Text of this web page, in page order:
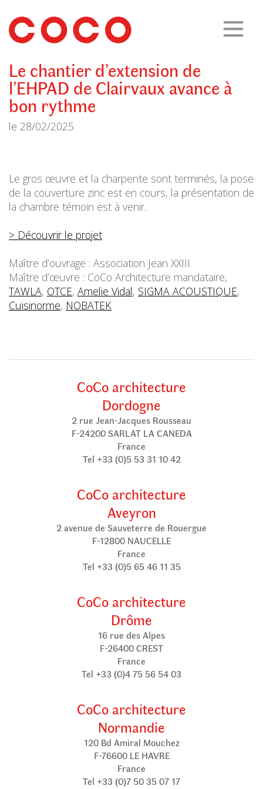
CoCo
Architecture
architecture,
urbanisme,
Le chantier d’extension de
l’EHPAD de Clairvaux avance à
bon rythme
le 28/02/2025
Le gros œuvre et la charpente sont terminés, la pose
de la couverture zinc est en cours, la présentation de
la chambre témoin est à venir.
> Découvrir le projet
Maître d’ouvrage : Association Jean XXIII
Maître d’œuvre : CoCo Architecture mandataire,
TAWLA, OTCE, Amelie Vidal, SIGMA ACOUSTIQUE,
Cuisinorme, NOBATEK
CoCo architecture
Dordogne
2 rue Jean-Jacques Rousseau
F-24200 SARLAT LA CANEDA
France
Tel +33 (0)5 53 31 10 42
CoCo architecture
Aveyron
2 avenue de Sauveterre de Rouergue
F-12800 NAUCELLE
France
Tel +33 (0)5 65 46 11 35
CoCo architecture
Drôme
16 rue des Alpes
F-26400 CREST
France
Tel +33 (0)4 75 56 54 03
CoCo architecture
Normandie
120 Bd Amiral Mouchez
F-76600 LE HAVRE
France
Tel +33 (0)7 50 35 07 17